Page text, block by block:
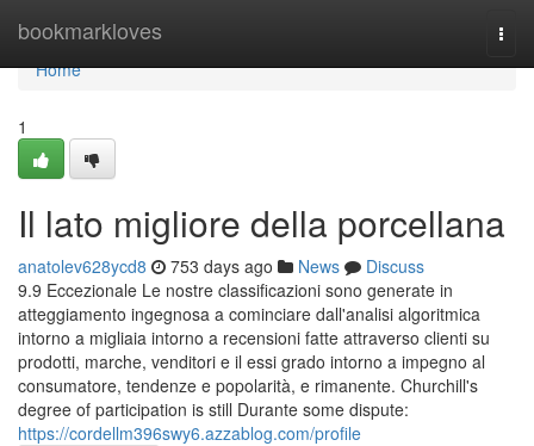
bookmarkloves
Home
Home
1
Il lato migliore della porcellana
anatolev628ycd8 753 days ago News
Discuss
9.9 Eccezionale Le nostre classificazioni sono generate in
atteggiamento ingegnosa a cominciare dall'analisi algoritmica
intorno a migliaia intorno a recensioni fatte attraverso clienti su
prodotti, marche, venditori e il essi grado intorno a impegno al
consumatore, tendenze e popolarità, e rimanente. Churchill's
degree of participation is still Durante some dispute:
https://cordellm396swy6.azzablog.com/profile